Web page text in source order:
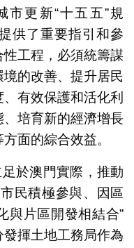
更新“十五五”規
供了重要指引和參
工程，必須統籌謀
的改善、提升居民
有效保護和活化利
培育新的經濟增長
面的綜合效益。
於澳門實際，推動
民積極參與、因區
與片區開發相結合”
揮土地工務局作為